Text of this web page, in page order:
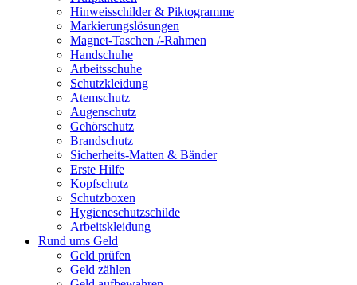
Hinweisschilder & Piktogramme
Markierungslösungen
Magnet-Taschen /-Rahmen
Handschuhe
Arbeitsschuhe
Schutzkleidung
Atemschutz
Augenschutz
Gehörschutz
Brandschutz
Sicherheits-Matten & Bänder
Erste Hilfe
Kopfschutz
Schutzboxen
Hygieneschutzschilde
Arbeitskleidung
Rund ums Geld
Geld prüfen
Geld zählen